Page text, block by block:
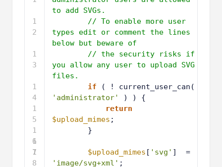
1
2
1
3
1
4
1
5
1
6
1
7
1
8
to add SVGs.
// To enable more user
types edit or comment the lines
below but beware of
// the security risks if
you allow any user to upload SVG
files.
if
'administrator'
) ) {
return
$upload_mimes ;
}
$upload_mimes [ 'svg'
'image/svg+xml' ;